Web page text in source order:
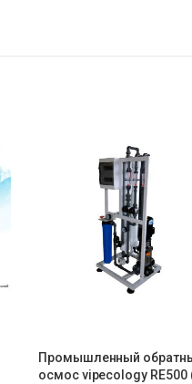
Промышленный
осмос vipecology RE500